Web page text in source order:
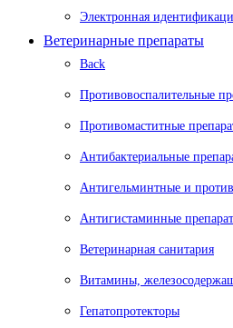
Электронная
Ветеринарные препараты
Back
Противовоспалительные
Противомаститные
Антибактериальные
Антигельминтные и
Антигистаминные
Ветеринарная санитария
Витамины,
Гепатопротекторы